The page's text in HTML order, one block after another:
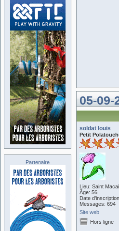
05-09-
soldat louis
Petit
Lieu: Saint
Âge: 56
Date
Messages: 694
Site web
Hors ligne
Partenaire